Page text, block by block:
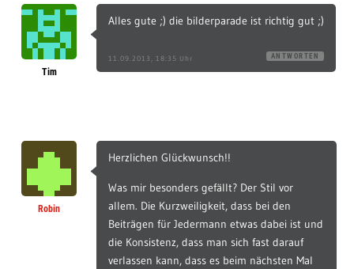
Tim
Alles gute ;) die bilderparade ist richtig gut ;)
11.09.2013, 18:35 Uhr ANTWORTEN
Robin
Herzlichen Glückwunsch!!
Was mir besonders gefällt? Der Stil vor
allem. Die Kurzweiligkeit, dass bei den
Beiträgen für Jedermann etwas dabei ist und
die Konsistenz, dass man sich fast darauf
verlassen kann, dass es beim nächsten Mal